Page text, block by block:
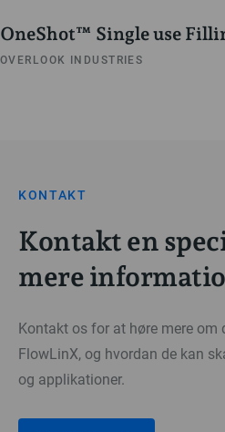
OneShot™ Single use
OVERLOOK INDUSTRIES
KONTAKT
Kontakt en
mere
Kontakt os for at høre mere
FlowLinX, og hvordan de kan
og applikationer.